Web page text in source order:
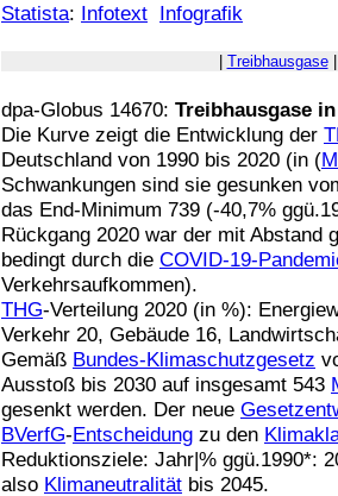
Statista: Infotext Infografik
Treibhausgase
dpa-Globus 14670: Treibhausgase
Die Kurve zeigt die Entwicklung der
Deutschland von 1990 bis 2020 (in (
Schwankungen sind sie gesunken
das End-Minimum 739 (-40,7%
Rückgang 2020 war der mit Abstand
bedingt durch die COVID-19-
Verkehrsaufkommen).
THG-Verteilung 2020 (in %):
Verkehr 20, Gebäude 16,
Gemäß Bundes-Klimaschutzgesetz
Ausstoß bis 2030 auf insgesamt 543
gesenkt werden. Der neue
BVerfG-Entscheidung zu den
Reduktionsziele: Jahr|% ggü.1990*:
also Klimaneutralität bis 2045.